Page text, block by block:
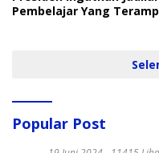
Pembelajar Yang
Popular Post